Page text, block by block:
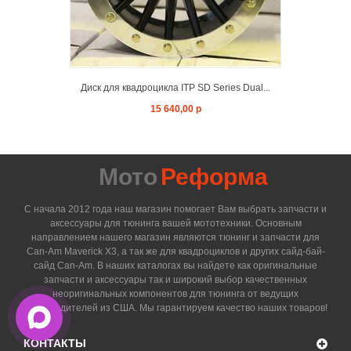
Диск для квадроцикла ITP SD Series Dual...
15 640,00 р
Мото Реформа
С начала 2012 года наш магазин помогает Вам выбрать запчасти и
аксессуары для тюнинга вашей мототехники. Основным
направлением нашего магазин являются тюнинг и запчасти для
Can-Am Maverick X3, а так же для квадроциклов и других сайд-бай-
сайд Can-Am. В наших каталогах вы найдете как оригинальные
запчасти и аксессуары так и широкий выбор качественных
неоригинальных компонентов для тюнинга от ведущих
производителей из США. Мы гарантируем качество наших товаров!
КОНТАКТЫ